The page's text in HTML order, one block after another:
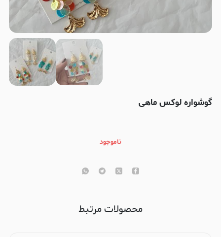
گوشواره لوکس ماهی
ناموجود
محصولات مرتبط